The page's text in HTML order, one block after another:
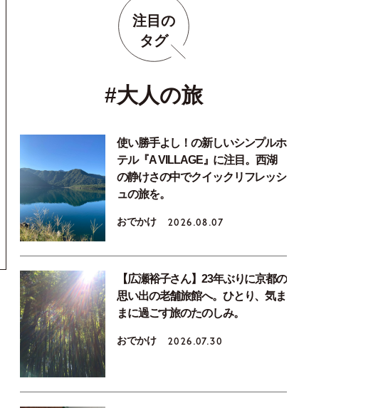
注目の
タグ
#大人の旅
使い勝手よし！の新しいシンプルホ
テル『A VILLAGE』に注目。西湖
の静けさの中でクイックリフレッシ
ュの旅を。
おでかけ 2026.08.07
【広瀬裕子さん】23年ぶりに京都の
思い出の老舗旅館へ。ひとり、気ま
まに過ごす旅のたのしみ。
おでかけ 2026.07.30